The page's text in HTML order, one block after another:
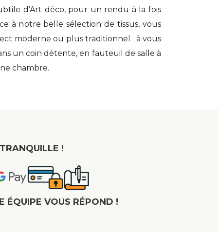
d’Art déco, pour un rendu à la fois
à notre belle sélection de tissus, vous
moderne ou plus traditionnel : à vous
un coin détente, en fauteuil de salle à
chambre.
!
ÉQUIPE VOUS RÉPOND !